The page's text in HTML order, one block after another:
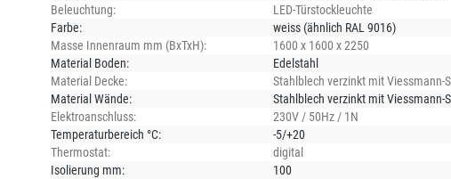
Beleuchtung:
LED-Türstockleuchte
Farbe:
weiss (ähnlich RAL 9016)
Masse Innenraum mm (BxTxH):
1600 x 1600 x 2250
Material Boden:
Edelstahl
Material Decke:
Stahlblech verzinkt mit Viessmann-
Material Wände:
Stahlblech verzinkt mit Viessmann-
Elektroanschluss:
230V / 50Hz / 1N
Temperaturbereich °C:
-5/+20
Thermostat:
digital
Isolierung mm:
100